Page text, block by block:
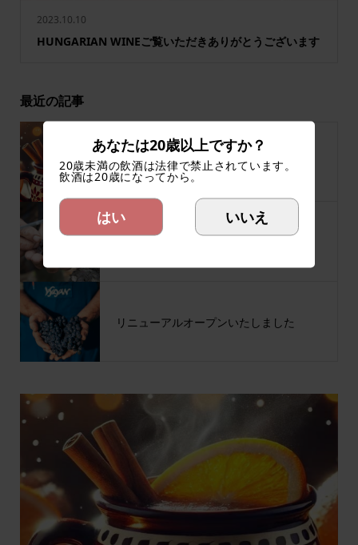
2023.10.10
HUNGARIAN WINEご覧いただきありがとうございます
最近の記事
ハンガリー冬の定番、ホットワイン！！
リニューアルオープンいたしました
あなたは20歳以上ですか？
20歳未満の飲酒は法律で禁止されています。
飲酒は20歳になってから。
はい いいえ